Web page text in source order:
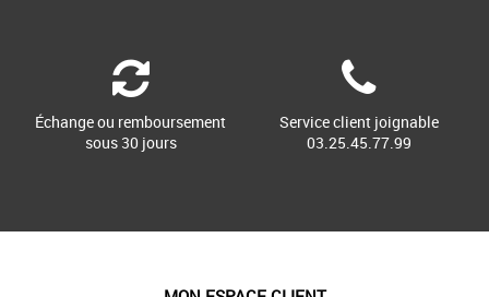
Échange ou remboursement
sous 30 jours
Service client joignable
03.25.45.77.99